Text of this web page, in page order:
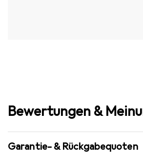
Bewertungen &
Garantie- & Rückgabequoten